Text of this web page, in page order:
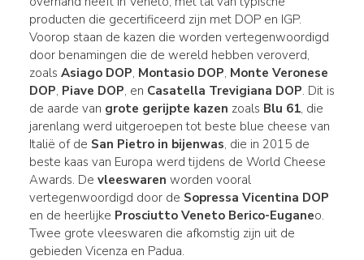
producten die gecertificeerd zijn met DOP en IGP.
Voorop staan de kazen die worden vertegenwoordigd
door benamingen die de wereld hebben veroverd,
zoals Asiago DOP, Montasio DOP, Monte Veronese
DOP, Piave DOP, en Casatella Trevigiana DOP. Dit is
de aarde van grote gerijpte kazen zoals Blu 61, die
jarenlang werd uitgeroepen tot beste blue cheese van
Italië of de San Pietro in bijenwas, die in 2015 de
beste kaas van Europa werd tijdens de World Cheese
Awards. De vleeswaren worden vooral
vertegenwoordigd door de Sopressa Vicentina DOP
en de heerlijke Prosciutto Veneto Berico-Euganeo.
Twee grote vleeswaren die afkomstig zijn uit de
gebieden Vicenza en Padua.